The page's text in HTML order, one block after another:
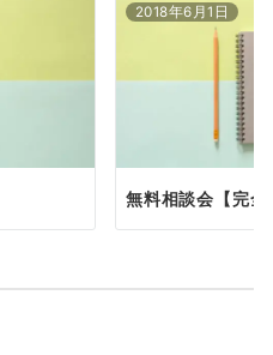
2018年6月1日
無料相談会【完全